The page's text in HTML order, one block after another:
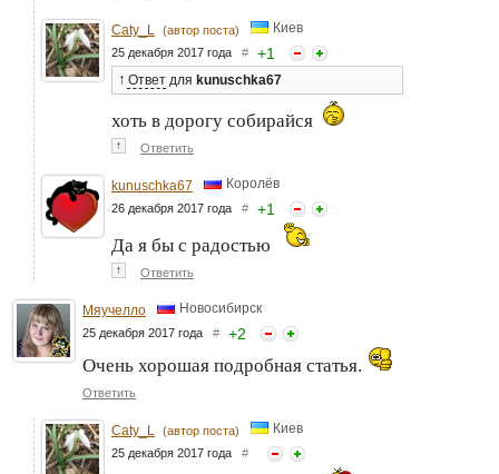
Caty_L (автор поста) Киев
25 декабря 2017 года # +1
↑ Ответ для kunuschka67
хоть в дорогу собирайся
↑ Ответить
kunuschka67 Королёв
26 декабря 2017 года # +1
Да я бы с радостью
↑ Ответить
Мяучелло Новосибирск
25 декабря 2017 года # +2
Очень хорошая подробная статья.
Ответить
Caty_L (автор поста) Киев
25 декабря 2017 года #